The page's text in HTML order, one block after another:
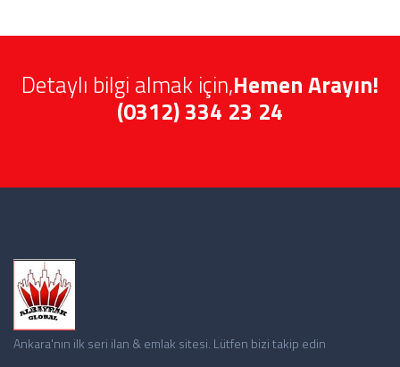
Detaylı bilgi almak için,Hemen Arayın!
(0312) 334 23 24
Ankara'nın ilk seri ilan & emlak sitesi. Lütfen bizi takip edin